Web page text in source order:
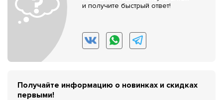
и получите быстрый ответ!
Получайте информацию о новинках и скидках
первыми!